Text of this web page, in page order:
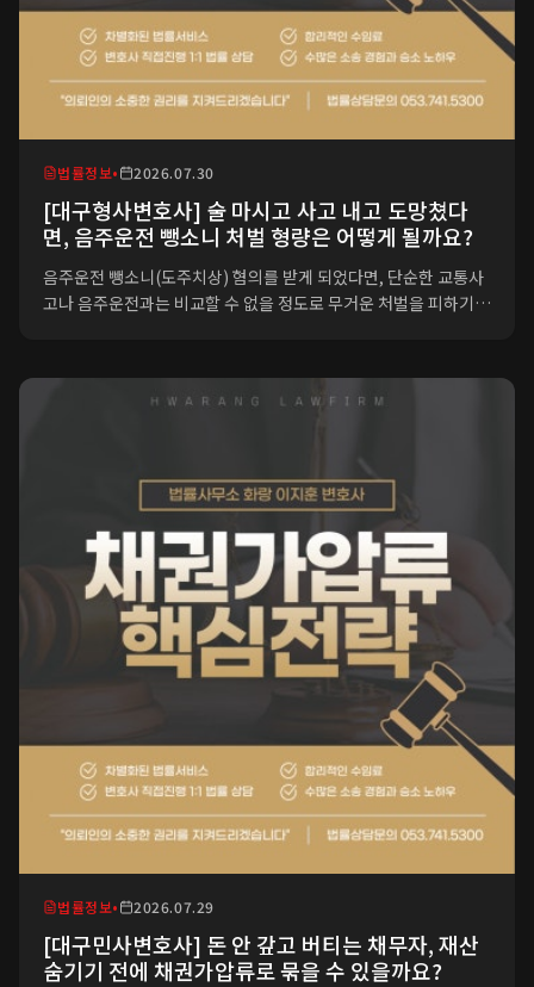
법률정보• 2026.07.30
[대구형사변호사] 술 마시고 사고 내고 도망쳤다
면, 음주운전 뺑소니 처벌 형량은 어떻게 될까요?
음주운전 뺑소니(도주치상) 혐의를 받게 되었다면, 단순한 교통사
고나 음주운전과는 비교할 수 없을 정도로 무거운 처벌을 피하기
1년 이상의 징역
법률정보• 2026.07.29
[대구민사변호사] 돈 안 갚고 버티는 채무자, 재산
숨기기 전에 채권가압류로 묶을 수 있을까요?